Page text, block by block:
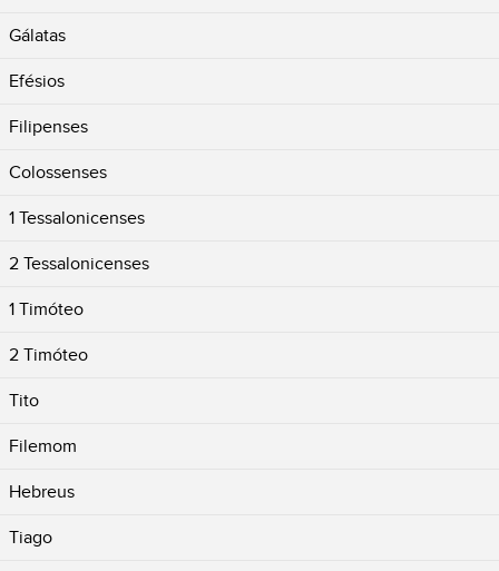
Gálatas
Efésios
Filipenses
Colossenses
1 Tessalonicenses
2 Tessalonicenses
1 Timóteo
2 Timóteo
Tito
Filemom
Hebreus
Tiago